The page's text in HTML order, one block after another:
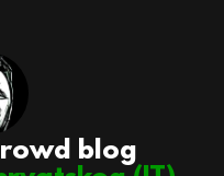
blog